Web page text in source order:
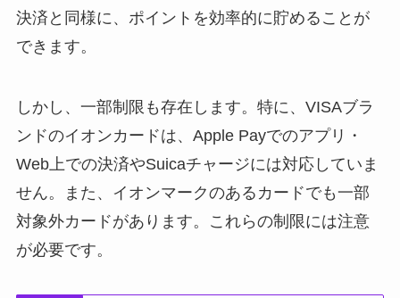
決済と同様に、ポイントを効率的に貯めることが
できます。
しかし、一部制限も存在します。特に、VISAブラ
ンドのイオンカードは、Apple Payでのアプリ・
Web上での決済やSuicaチャージには対応していま
せん。また、イオンマークのあるカードでも一部
対象外カードがあります。これらの制限には注意
が必要です。